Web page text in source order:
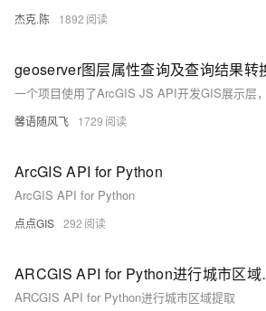
杰克.陈 1892
馨语随风飞 1729
ArcGIS API for Python
ArcGIS API for Python
点点GIS 292
​​​​​​​ARCGIS API for Python进行城市区域提取